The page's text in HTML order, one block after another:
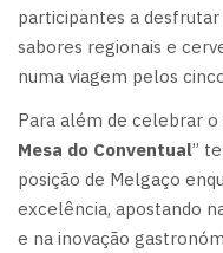
participantes a
sabores regionais e
numa viagem pelos
Para além de celebrar o
Mesa do Conventual”
posição de Melgaço
excelência, apostando
e na inovação